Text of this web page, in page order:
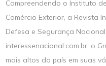
Compreendendo o Instituto
Comércio Exterior, a Revista
Defesa e Segurança
interessenacional.com.br, o
mais altos do país em suas